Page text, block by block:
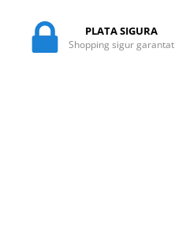
PLATA SIGURA
Shopping sigur garantat